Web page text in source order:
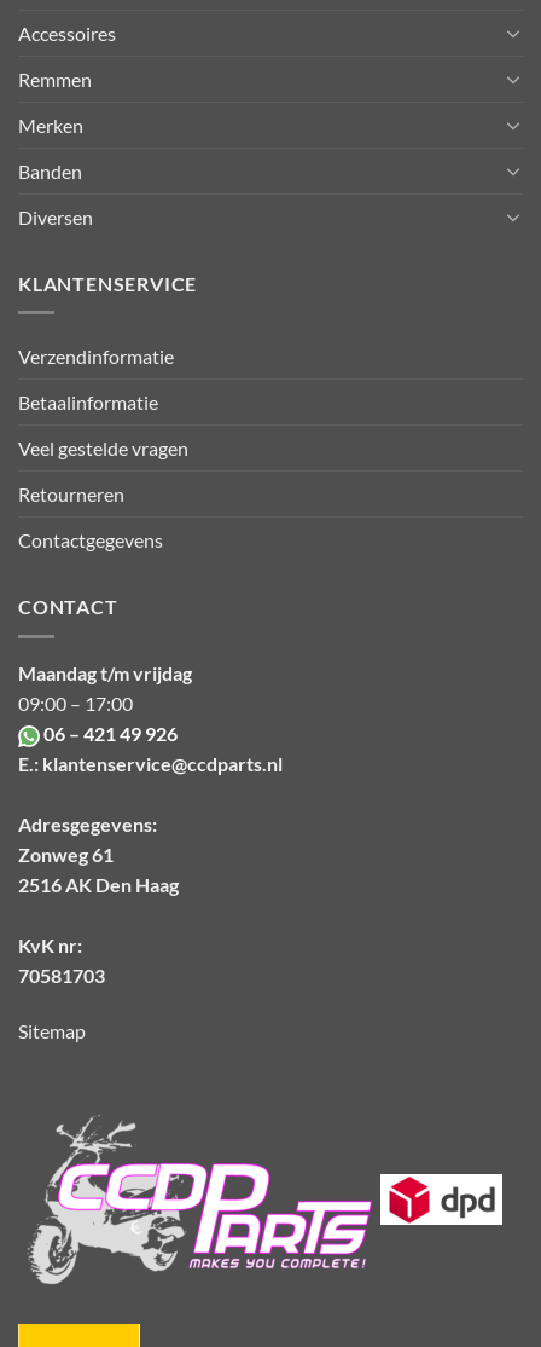
Accessoires
Remmen
Merken
Banden
Diversen
KLANTENSERVICE
Verzendinformatie
Betaalinformatie
Veel gestelde vragen
Retourneren
Contactgegevens
CONTACT
Maandag t/m vrijdag
09:00 – 17:00
06 – 421 49 926
E.: klantenservice@ccdparts.nl
Adresgegevens:
Zonweg 61
2516 AK Den Haag
KvK nr:
70581703
Sitemap